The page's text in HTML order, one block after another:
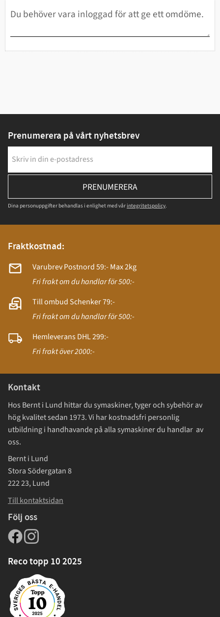
Prenumerera på vårt nyhetsbrev
PRENUMERERA
Dina personuppgifter behandlas i enlighet med vår integritetspolicy.
Fraktkostnad:
Varubrev Postnord 59:- Max 2kg
Fri frakt om du handlar för 500:-
Till ombud Schenker 79:-
Fri frakt om du handlar för 500:-
Hemleverans DHL 299:-
Fri frakt över 2000:-
Kontakt
Hos Bernt i Lund hittar du symaskiner, tyger och sybehör av
hög kvalitet sedan 1973. Vi har kostnadsfri personlig
utbildning i handhavande på alla symaskiner du handlar av
oss.
Bernt i Lund
Stora Södergatan 8
222 23, Lund
Till kontaktsidan
Följ oss
Reco topp 10 2025